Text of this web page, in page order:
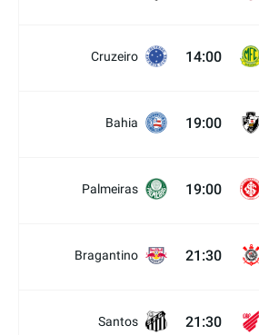
Cruzeiro 14:00
Bahia 19:00
Palmeiras 19:00
Bragantino 21:30
Santos 21:30